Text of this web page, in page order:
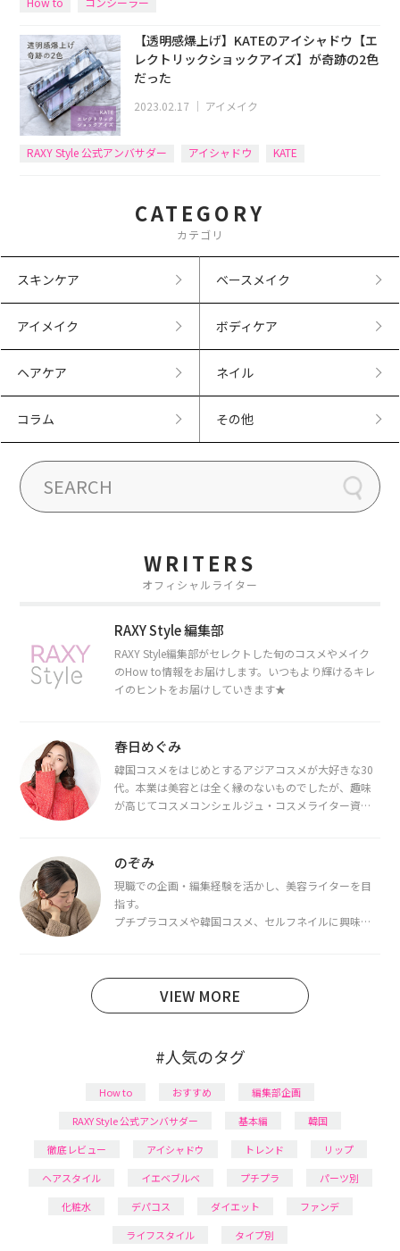
【透明感爆上げ】KATEのアイシャドウ【エ
レクトリックショックアイズ】が奇跡の2色
だった
2023.02.17 ｜ アイメイク
RAXY Style 公式アンバサダー アイシャドウ KATE
CATEGORY
カテゴリ
スキンケア ベースメイク
アイメイク ボディケア
ヘアケア ネイル
コラム その他
WRITERS
オフィシャルライター
RAXY Style 編集部
RAXY Style編集部がセレクトした旬のコスメやメイク
のHow to情報をお届けします。いつもより輝けるキレ
イのヒントをお届けしていきます★
春日めぐみ
韓国コスメをはじめとするアジアコスメが大好きな30
代。本業は美容とは全く縁のないものでしたが、趣味
が高じてコスメコンシェルジュ・コスメライター資格
断・骨格診断によるイメージコンサルティングも行っ
のぞみ
現職での企画・編集経験を活かし、美容ライターを目
指す。
プチプラコスメや韓国コスメ、セルフネイルに興味が
日本化粧品検定1級保有。
VIEW MORE
#人気のタグ
How to おすすめ
編集部企画
RAXY Style 公式アンバサダー
基本編
韓国
徹底レビュー
アイシャドウ トレンド
リップ
ヘアスタイル
イエベブルベ プチプラ
パーツ別
化粧水
デパコス ダイエット
ファンデ
ライフスタイル
タイプ別